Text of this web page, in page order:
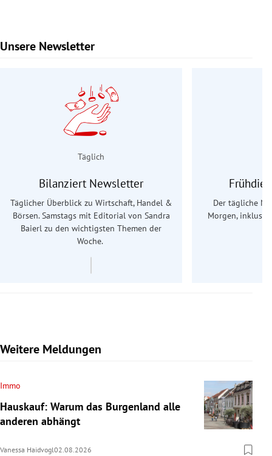
Unsere Newsletter
Slide 1 von 9
Täglich
Bilanziert Newsletter
Täglicher Überblick zu Wirtschaft, Handel &
Börsen. Samstags mit Editorial von Sandra
Baierl zu den wichtigsten Themen der
Woche.
Der tägliche
Morgen,
Weitere Meldungen
Immo
Hauskauf: Warum das Burgenland alle
anderen abhängt
Vanessa Haidvogl02.08.2026